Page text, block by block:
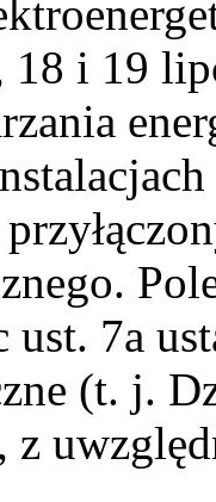
i 19
ust. 7a
(t. j.
z